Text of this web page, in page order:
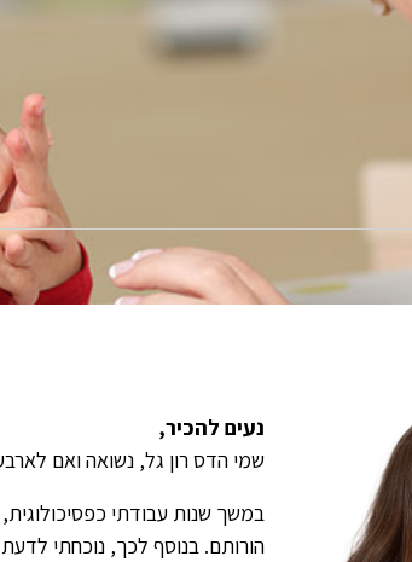
נעים להכיר,
שמי הדס רון גל, נשואה ואם
במשך שנות עבודתי
הורותם. בנוסף לכך, נוכחתי